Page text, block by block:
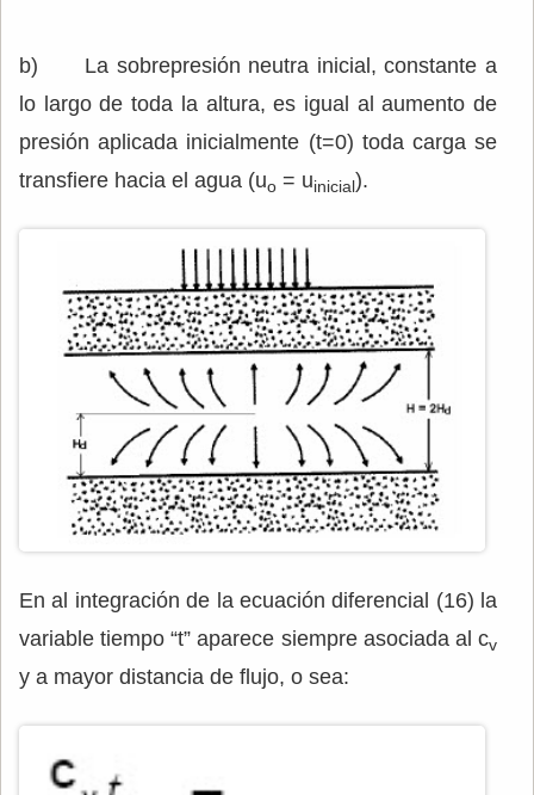
b) La sobrepresión neutra inicial, constante a
lo largo de toda la altura, es igual al aumento de
presión aplicada inicialmente (t=0) toda carga se
transfiere hacia el agua (uo = uinicial ).
En al integración de la ecuación diferencial (16) la
variable tiempo “t” aparece siempre asociada al cv
y a mayor distancia de flujo, o sea: